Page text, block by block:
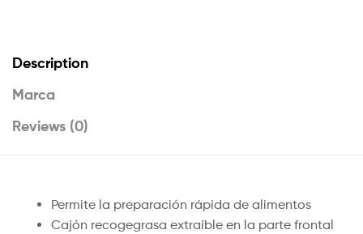
Description
Marca
Reviews (0)
Permite la preparación rápida de alimentos
Cajón recogegrasa extraíble en la parte frontal